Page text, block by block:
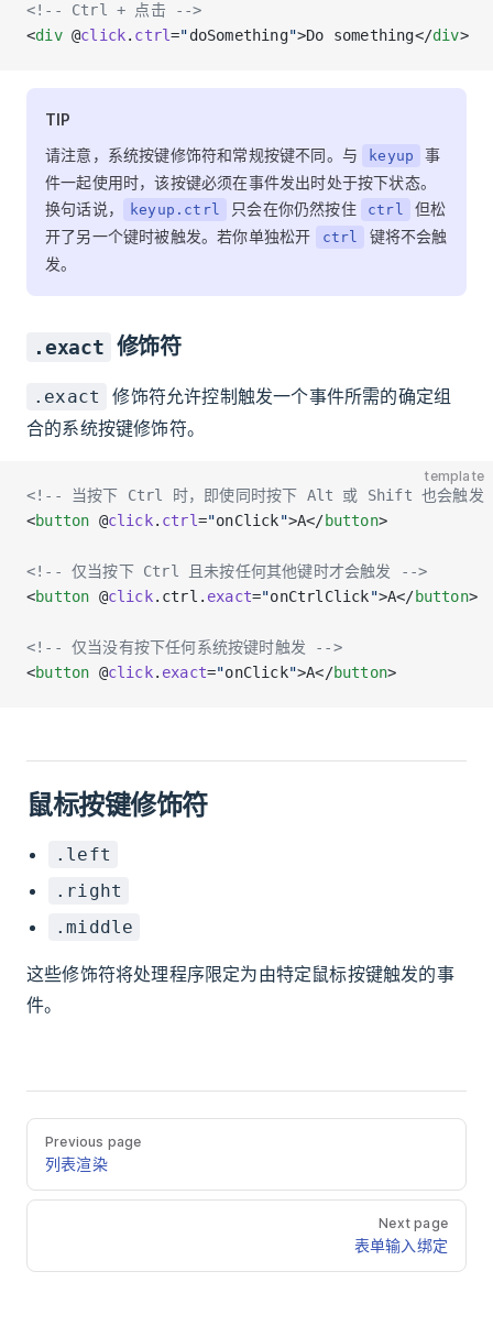
<!-- Ctrl + 点击 -->
<div @click. ctrl="doSomething">Do something</div>
TIP
请注意，系统按键修饰符和常规按键不同。与
keyup
事
件一起使用时，该按键必须在事件发出时处于按下状态。
换句话说，
keyup.ctrl 只会在你仍然按住 ctrl
但松
开了另一个键时被触发。若你单独松开
ctrl
键将不会触
发。
.exact 修饰符
.exact
修饰符允许控制触发一个事件所需的确定组
合的系统按键修饰符。
template
<!-- 当按下 Ctrl 时，即使同时按下 Alt 或 Shift 也会触
<button @click. ctrl="onClick">A</button>
<!-- 仅当按下 Ctrl 且未按任何其他键时才会触发 -->
<button @click.ctrl. exact="onCtrlClick">A</button>
<!-- 仅当没有按下任何系统按键时触发 -->
<button @click. exact="onClick">A</button>
鼠标按键修饰符
.left
.right
.middle
这些修饰符将处理程序限定为由特定鼠标按键触发的事
件。
Previous page
列表渲染
Next page
表单输入绑定